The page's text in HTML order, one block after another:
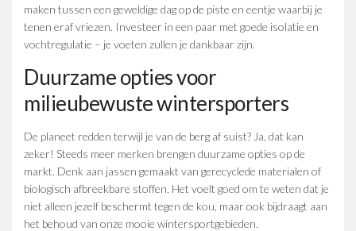
maken tussen een geweldige dag op de piste en eentje waarbij je
tenen eraf vriezen. Investeer in een paar met goede isolatie en
vochtregulatie – je voeten zullen je dankbaar zijn.
Duurzame opties voor
milieubewuste wintersporters
De planeet redden terwijl je van de berg af suist? Ja, dat kan
zeker! Steeds meer merken brengen duurzame opties op de
markt. Denk aan jassen gemaakt van gerecyclede materialen of
biologisch afbreekbare stoffen. Het voelt goed om te weten dat je
niet alleen jezelf beschermt tegen de kou, maar ook bijdraagt aan
het behoud van onze mooie wintersportgebieden.